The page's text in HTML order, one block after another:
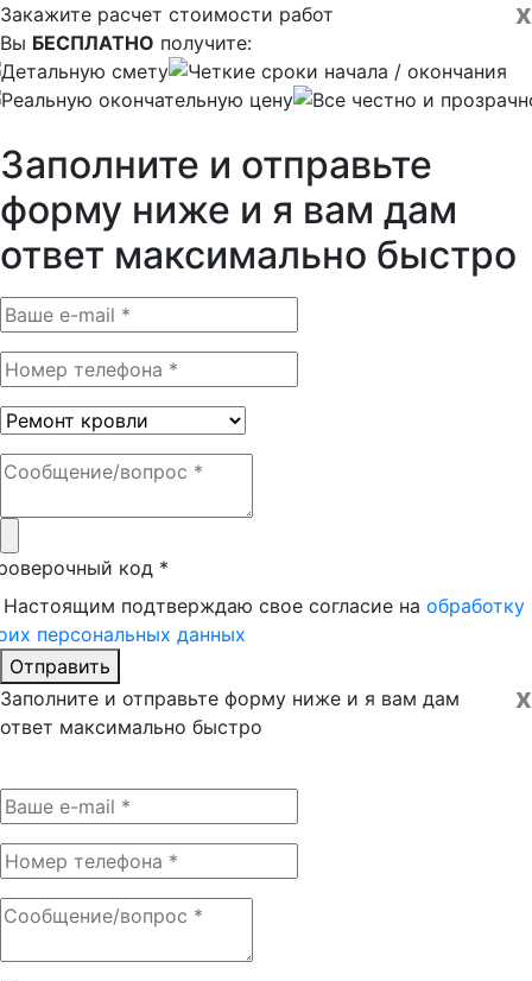
x
Закажите расчет стоимости работ
Вы БЕСПЛАТНО получите:
Детальную смету
Четкие сроки начала / окончания
Реальную окончательную цену
Все честно и
Заполните и отправьте
форму ниже и я вам дам
ответ максимально быстро
код *
подтверждаю свое согласие на обработку
персональных данных
Отправить
x
Заполните и отправьте форму ниже и я вам дам
ответ максимально быстро